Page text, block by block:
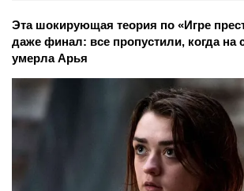
Эта шокирующая теория по «Игре
даже финал: все пропустили, когда на
умерла Арья